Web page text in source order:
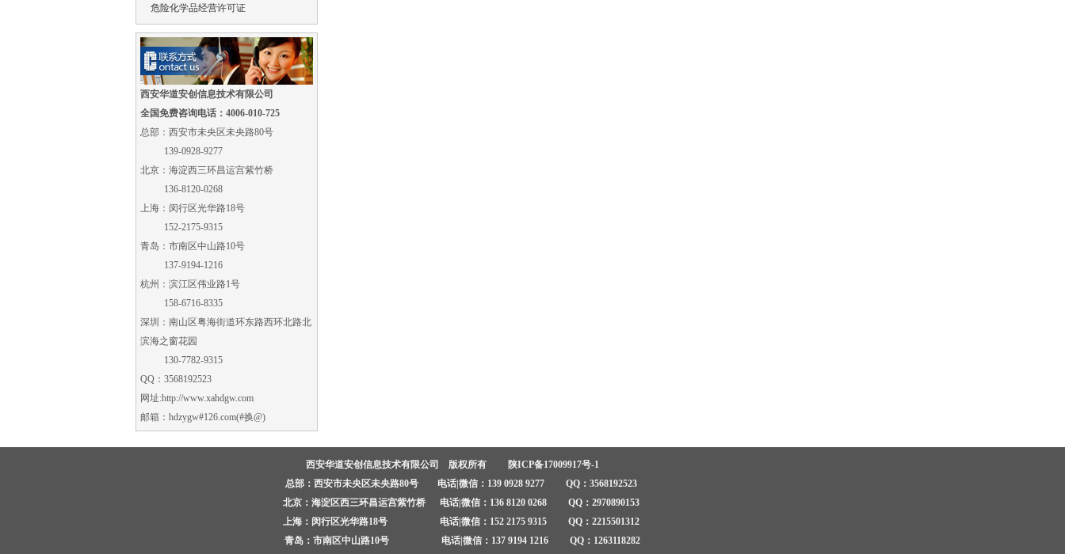
危险化学品经营许可证
西安华道安创信息技术有限公司
全国免费咨询电话：4006-010-725
总部：西安市未央区未央路80号
139-0928-9277
北京：海淀西三环昌运宫紫竹桥
136-8120-0268
上海：闵行区光华路18号
152-2175-9315
青岛：市南区中山路10号
137-9194-1216
杭州：滨江区伟业路1号
158-6716-8335
深圳：南山区粤海街道环东路西环北路北
滨海之窗花园
130-7782-9315
QQ：3568192523
网址:http://www.xahdgw.com
邮箱：hdzygw#126.com(#换@)
西安华道安创信息技术有限公司 版权所有
陕ICP备17009917号-1
总部：西安市未央区未央路80号 电话|微信：139 0928 9277 QQ：3568192523
北京：海淀区西三环昌运宫紫竹桥 电话|微信：136 8120 0268 QQ：2970890153
上海：闵行区光华路18号 电话|微信：152 2175 9315 QQ：2215501312
青岛：市南区中山路10号 电话|微信：137 9194 1216 QQ：1263118282